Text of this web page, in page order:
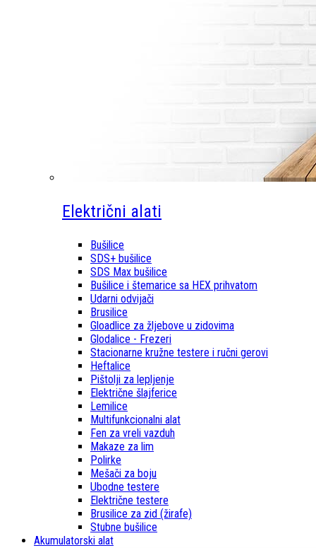
Električni alati
Bušilice
SDS+ bušilice
SDS Max bušilice
Bušilice i štemarice sa HEX prihvatom
Udarni odvijači
Brusilice
Gloadlice za žljebove u zidovima
Glodalice - Frezeri
Stacionarne kružne testere i ručni gerovi
Heftalice
Pištolji za lepljenje
Električne šlajferice
Lemilice
Multifunkcionalni alat
Fen za vreli vazduh
Makaze za lim
Polirke
Mešači za boju
Ubodne testere
Električne testere
Brusilice za zid (žirafe)
Stubne bušilice
Akumulatorski alat